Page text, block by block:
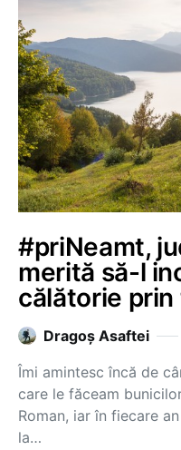
#priNeamt,
merită să-l
călătorie prin
Dragoş Asaftei
Îmi amintesc încă de
care le făceam
Roman, iar în fiecare
la…